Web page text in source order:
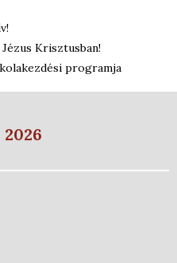
Krisztusban!
programja